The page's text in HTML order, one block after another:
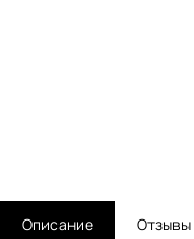
Описание Отзывы